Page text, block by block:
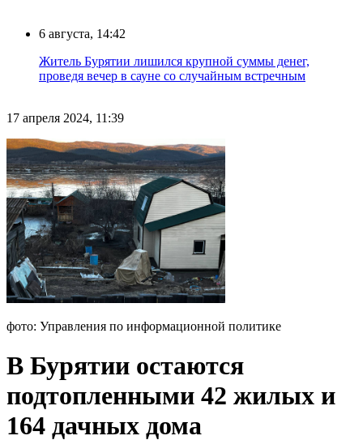
6 августа, 14:42
Житель Бурятии лишился крупной суммы денег,
проведя вечер в сауне со случайным встречным
17 апреля 2024, 11:39
фото: Управления по информационной политике
В Бурятии остаются
подтопленными 42 жилых и
164 дачных дома